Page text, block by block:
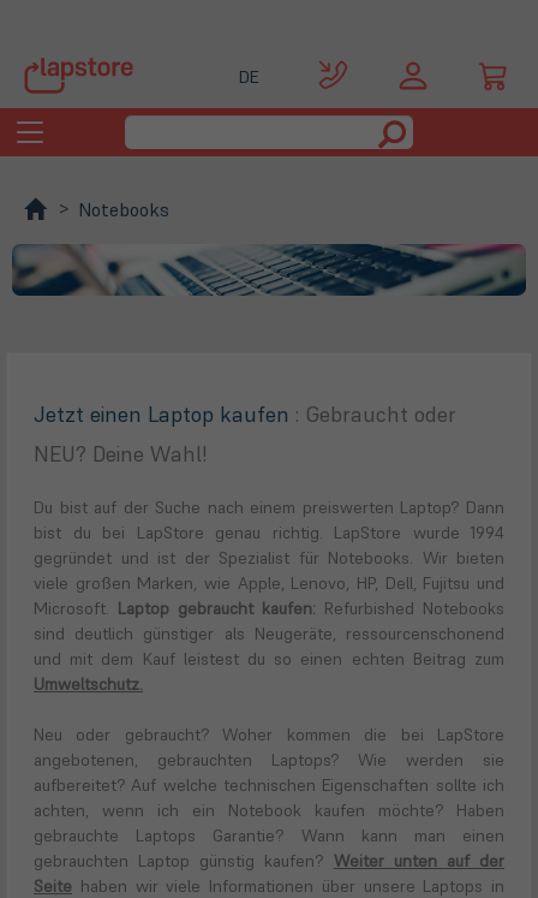
DE
Toggle
navigation
Notebooks
Jetzt einen Laptop kaufen : Gebraucht oder
NEU? Deine Wahl!
Du bist auf der Suche nach einem preiswerten Laptop? Dann
bist du bei LapStore genau richtig. LapStore wurde 1994
gegründet und ist der Spezialist für Notebooks. Wir bieten
viele großen Marken, wie Apple, Lenovo, HP, Dell, Fujitsu und
Microsoft. Laptop gebraucht kaufen: Refurbished Notebooks
sind deutlich günstiger als Neugeräte, ressourcenschonend
und mit dem Kauf leistest du so einen echten Beitrag zum
Umweltschutz.
neuem
Tab)
Neu oder gebraucht? Woher kommen die bei LapStore
angebotenen, gebrauchten Laptops? Wie werden sie
aufbereitet? Auf welche technischen Eigenschaften sollte ich
achten, wenn ich ein Notebook kaufen möchte? Haben
gebrauchte Laptops Garantie? Wann kann man einen
gebrauchten Laptop günstig kaufen? Weiter unten auf der
Seite haben wir viele Informationen über unsere Laptops in